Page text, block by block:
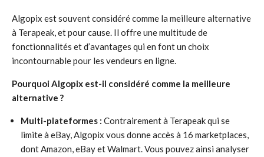
Algopix est souvent considéré comme la meilleure alternative
à Terapeak, et pour cause. Il offre une multitude de
fonctionnalités et d’avantages qui en font un choix
incontournable pour les vendeurs en ligne.
Pourquoi Algopix est-il considéré comme la meilleure
alternative ?
Multi-plateformes : Contrairement à Terapeak qui se
limite à eBay, Algopix vous donne accès à 16 marketplaces,
dont Amazon, eBay et Walmart. Vous pouvez ainsi analyser